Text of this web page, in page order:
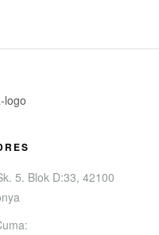
5. Blok D:33, 42100